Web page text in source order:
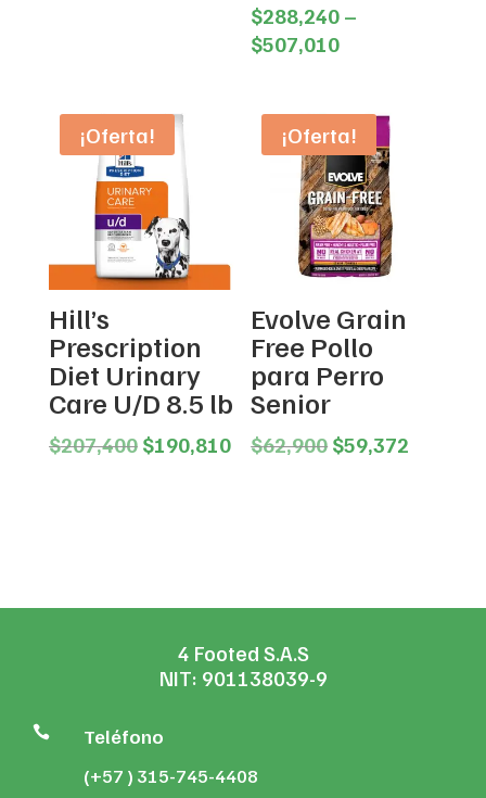
$58,491.
$288,240 –
$507,010Price
through
$507,010
¡Oferta!
Hill’s
Prescription
Diet Urinary
Care U/D 8.5 lb
$207,400 Original
$190,810Current
¡Oferta!
Evolve Grain
Free Pollo
para Perro
Senior
$62,900 Original
$59,372
4 Footed S.A.S
NIT: 901138039-9
 Teléfono
(+57 ) 315-745-4408